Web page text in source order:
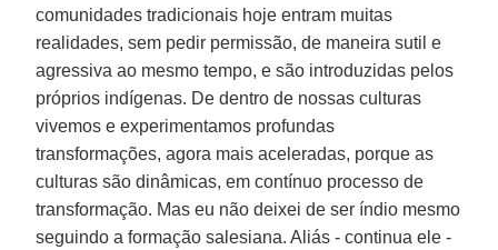
comunidades tradicionais hoje entram muitas
realidades, sem pedir permissão, de maneira sutil e
agressiva ao mesmo tempo, e são introduzidas pelos
próprios indígenas. De dentro de nossas culturas
vivemos e experimentamos profundas
transformações, agora mais aceleradas, porque as
culturas são dinâmicas, em contínuo processo de
transformação. Mas eu não deixei de ser índio mesmo
seguindo a formação salesiana. Aliás - continua ele -